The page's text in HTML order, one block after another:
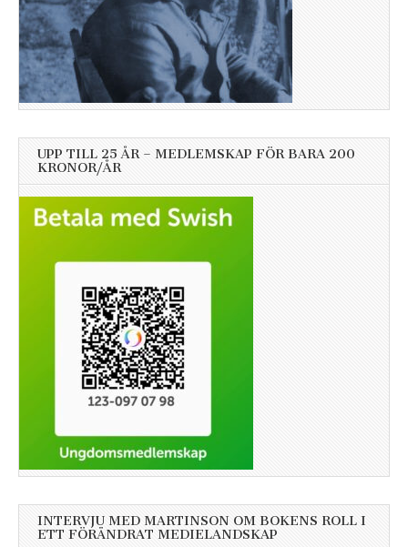
UPP TILL 25 ÅR – MEDLEMSKAP FÖR BARA 200
KRONOR/ÅR
INTERVJU MED MARTINSON OM BOKENS ROLL I
ETT FÖRÄNDRAT MEDIELANDSKAP